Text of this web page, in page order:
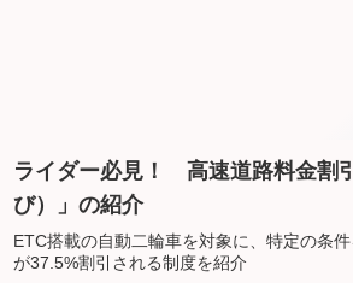
ライダー必見！ 高速道路料金割
び）」の紹介
ETC搭載の自動二輪車を対象に、特定の条
が37.5%割引される制度を紹介